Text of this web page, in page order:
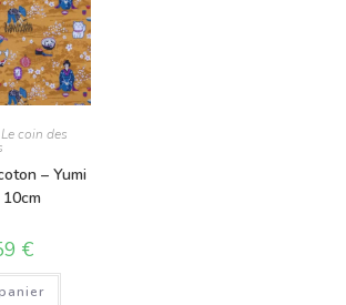
Le coin des
– Yumi
€